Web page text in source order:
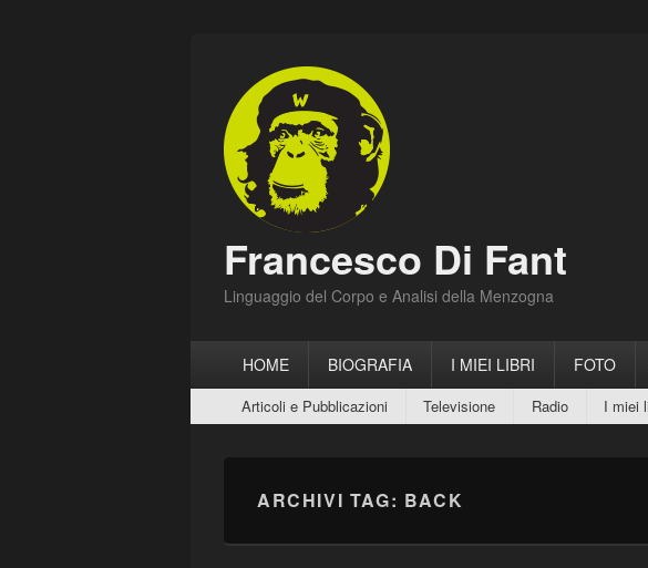
Francesco Di Fant
Linguaggio del Corpo e Analisi della Menzogna
principaleHOME BIOGRAFIA I MIEI LIBRI FOTO
secondario
Articoli e Pubblicazioni Televisione Radio I miei
ARCHIVI TAG: BACK